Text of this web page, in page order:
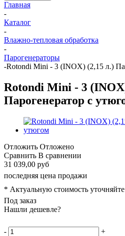
Главная
-
Каталог
-
Влажно-тепловая обработка
-
Парогенераторы
-Rotondi Mini - 3 (INOX) (2,15 л.)
Rotondi Mini - 3
Парогенератор с
Отложить Отложено
Сравнить В сравнении
31 039,00 руб
последняя цена продажи
* Актуальную стоимость
Под заказ
Нашли дешевле?
-
+